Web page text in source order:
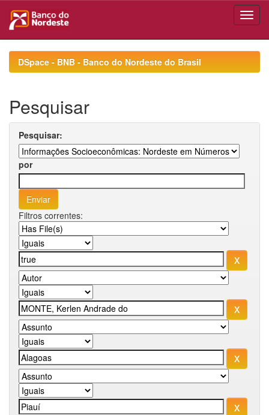
navigationDSpace - BNB - Banco do Nordeste do Brasil
Pesquisar
Pesquisar:
por
Filtros correntes: